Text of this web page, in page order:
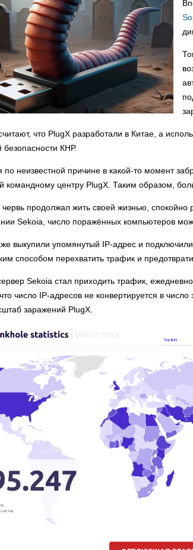
что PlugX разработали в Китае, а
безопасности КНР.
по неизвестной причине в какой-то момент
командному центру PlugX. Таким образом,
продолжал жить своей жизнью, спокойно
Sekoia, число поражённых компьютеров
выкупили упомянутый IP-адрес и
способом перехватить трафик и
Sekoia стал приходить трафик,
число IP-адресов не конвертируется в
заражений PlugX.